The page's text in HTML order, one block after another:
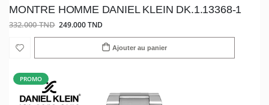
MONTRE HOMME DANIEL KLEIN DK.1.13368-1
332.000 TND 249.000 TND
Ajouter au panier
PROMO